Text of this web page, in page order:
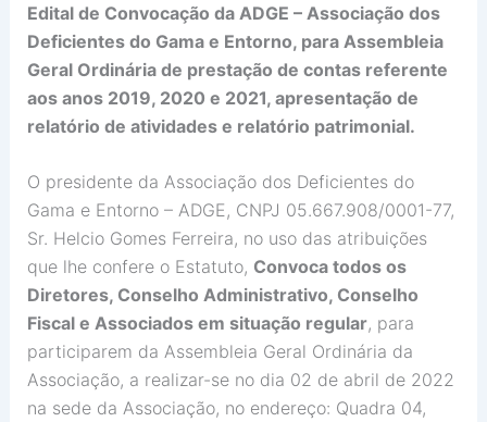
Edital de Convocação da ADGE – Associação dos
Deficientes do Gama e Entorno, para Assembleia
Geral Ordinária de prestação de contas referente
aos anos 2019, 2020 e 2021, apresentação de
relatório de atividades e relatório patrimonial.
O presidente da Associação dos Deficientes do
Gama e Entorno – ADGE, CNPJ 05.667.908/0001-77,
Sr. Helcio Gomes Ferreira, no uso das atribuições
que lhe confere o Estatuto, Convoca todos os
Diretores, Conselho Administrativo, Conselho
Fiscal e Associados em situação regular, para
participarem da Assembleia Geral Ordinária da
Associação, a realizar-se no dia 02 de abril de 2022
na sede da Associação, no endereço: Quadra 04,